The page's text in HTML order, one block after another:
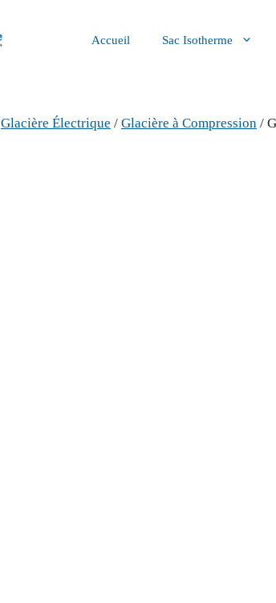
Accueil Sac Isotherme
Glacière Électrique / Glacière à Compression /